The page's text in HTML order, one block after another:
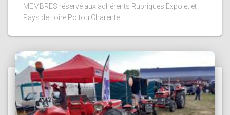
MEMBRES réservé aux adhérents Rubriques Expo et et
Pays de Loire Poitou Charente